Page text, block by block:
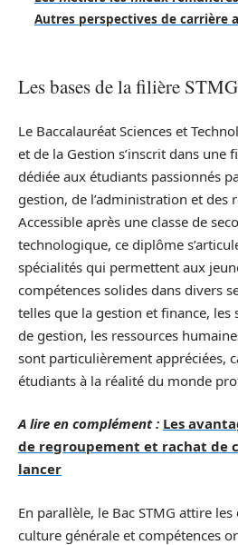
Autres perspectives de carrière
Les bases de la filière STMG
Le Baccalauréat Sciences et
et de la Gestion s’inscrit dans une
dédiée aux étudiants passionnés
gestion, de l’administration et des
Accessible après une classe de
technologique, ce diplôme
spécialités qui permettent aux
compétences solides dans divers
telles que la gestion et finance, les
de gestion, les ressources
sont particulièrement appréciées,
étudiants à la réalité du monde
A lire en complément : Les
de regroupement et rachat de
lancer
En parallèle, le Bac STMG attire
culture générale et compétences